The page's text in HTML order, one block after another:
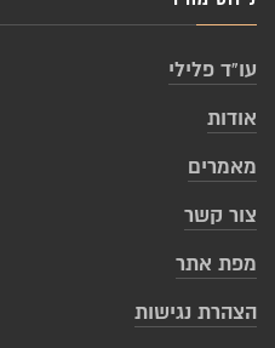
עו”ד פלילי
אודות
מאמרים
צור קשר
מפת אתר
הצהרת נגישות